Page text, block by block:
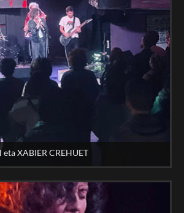
XABIER CREHUET